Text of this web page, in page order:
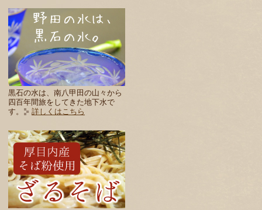
黒石の水は、南八甲田の山々から
四百年間旅をしてきた地下水で
す。
詳しくはこちら